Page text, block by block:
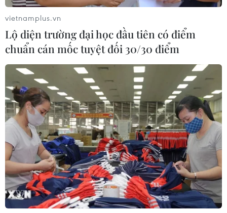
vietnamplus.vn
Lộ diện trường đại học đầu tiên có điểm
chuẩn cán mốc tuyệt đối 30/30 điểm